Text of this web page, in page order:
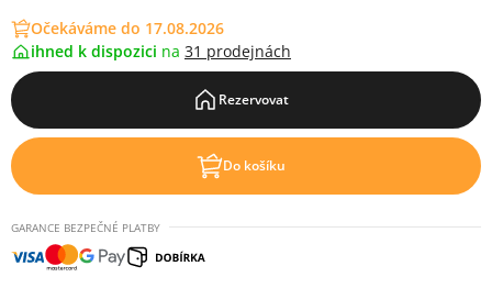
Očekáváme do 17.08.2026
ihned k dispozici na 31 prodejnách
Rezervovat
Do košíku
GARANCE BEZPEČNÉ PLATBY